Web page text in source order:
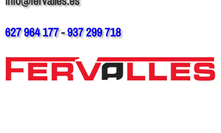
627 964 177-937 299 718